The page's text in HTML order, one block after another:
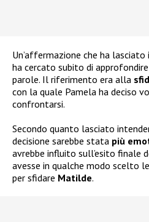
Un’affermazione che ha
ha cercato subito di
parole. Il riferimento era alla
con la quale Pamela ha deciso
confrontarsi.
Secondo quanto lasciato
decisione sarebbe stata più
avrebbe influito sull’esito finale
avesse in qualche modo scelto
per sfidare Matilde.